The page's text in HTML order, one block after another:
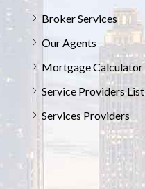
Broker Services
Our Agents
Mortgage Calculator
Service Providers List
Services Providers